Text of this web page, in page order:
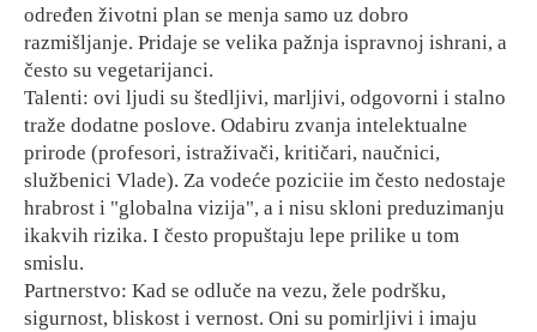
određen životni plan se menja samo uz dobro
razmišljanje. Pridaje se velika pažnja ispravnoj ishrani, a
često su vegetarijanci.
Talenti: ovi ljudi su štedljivi, marljivi, odgovorni i stalno
traže dodatne poslove. Odabiru zvanja intelektualne
prirode (profesori, istraživači, kritičari, naučnici,
službenici Vlade). Za vodeće poziciie im često nedostaje
hrabrost i "globalna vizija", a i nisu skloni preduzimanju
ikakvih rizika. I često propuštaju lepe prilike u tom
smislu.
Partnerstvo: Kad se odluče na vezu, žele podršku,
sigurnost, bliskost i vernost. Oni su pomirljivi i imaju